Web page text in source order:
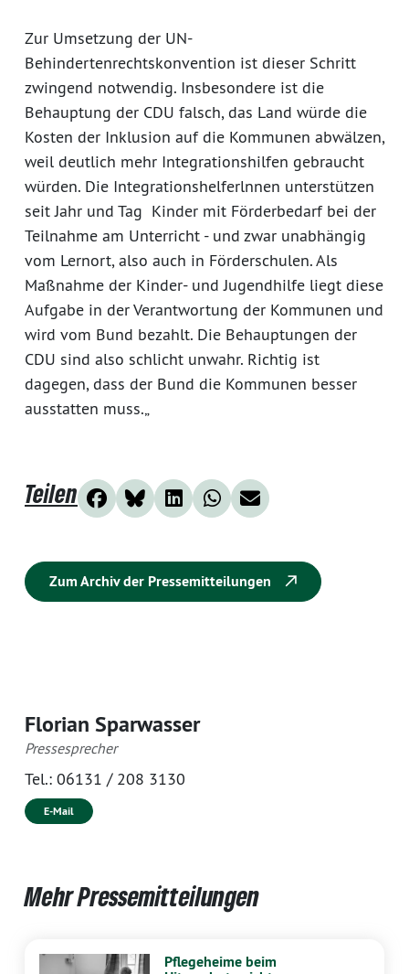
Zur Umsetzung der UN-
Behindertenrechtskonvention ist dieser Schritt
zwingend notwendig. Insbesondere ist die
Behauptung der CDU falsch, das Land würde die
Kosten der Inklusion auf die Kommunen abwälzen,
weil deutlich mehr Integrationshilfen gebraucht
würden. Die Integrationshelferlnnen unterstützen
seit Jahr und Tag Kinder mit Förderbedarf bei der
Teilnahme am Unterricht - und zwar unabhängig
vom Lernort, also auch in Förderschulen. Als
Maßnahme der Kinder- und Jugendhilfe liegt diese
Aufgabe in der Verantwortung der Kommunen und
wird vom Bund bezahlt. Die Behauptungen der
CDU sind also schlicht unwahr. Richtig ist
dagegen, dass der Bund die Kommunen besser
ausstatten muss.„
Teilen
Zum Archiv der Pressemitteilungen
Florian Sparwasser
Pressesprecher
Tel.: 06131 / 208 3130
E-Mail
Mehr Pressemitteilungen
Pflegeheime beim